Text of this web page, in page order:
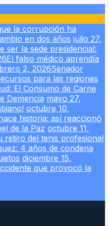
la corrupción ha
en dos años julio 27,
ser la sede presidencial:
El falso médico aprendía
2, 2026Senador
para las regiones
El Consumo de Carne
Demencia mayo 27,
octubre 10,
historia: así reaccionó
de la Paz octubre 11,
retiro del tenis profesional
4 años de condena
diciembre 15,
que provocó la